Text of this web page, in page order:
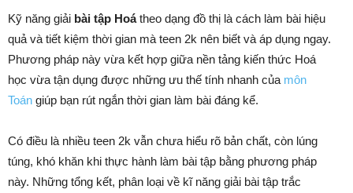
Kỹ năng giải bài tập Hoátheo dạng đồ thị là cách làm bài hiệu
quả và tiết kiệm thời gian mà teen 2k nên biết và áp dụng ngay.
Phương pháp này vừa kết hợp giữa nền tảng kiến thức Hoá
học vừa tận dụng được những ưu thế tính nhanh của môn
Toán giúp bạn rút ngắn thời gian làm bài đáng kể.
Có điều là nhiều teen 2k vẫn chưa hiểu rõ bản chất, còn lúng
túng, khó khăn khi thực hành làm bài tập bằng phương pháp
này. Những tổng kết, phân loại về kĩ năng giải bài tập trắc